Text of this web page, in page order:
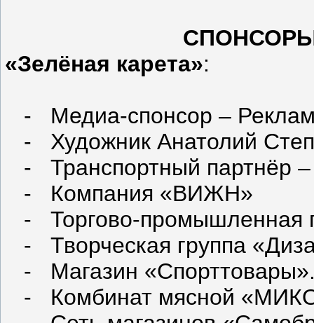
СПОНСОРЫ
«Зелёная карета»:
- Медиа-спонсор –
- Художник Анатолий
- Транспортный партнёр
- Компания «ВИЖН»
- Торгово-промышленная
- Творческая группа
- Магазин
- Комбинат мясной